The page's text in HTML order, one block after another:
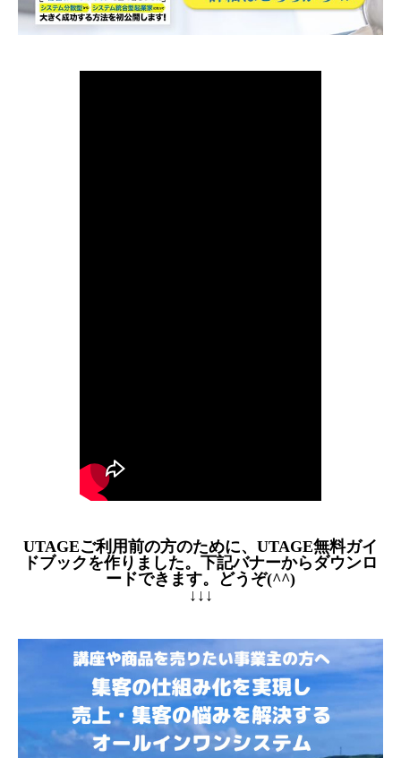
UTAGEご利用前の方のために、UTAGE無料ガイ
ドブックを作りました。下記バナーからダウンロ
ードできます。どうぞ(^^)
↓↓↓